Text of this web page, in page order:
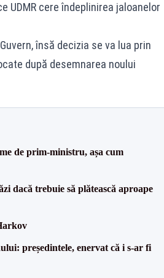
UDMR cere îndeplinirea jaloanelor
însă decizia se va lua prin
după desemnarea noului
de prim-ministru, așa cum
dacă trebuie să plătească aproape
președintele, enervat că i s-ar fi